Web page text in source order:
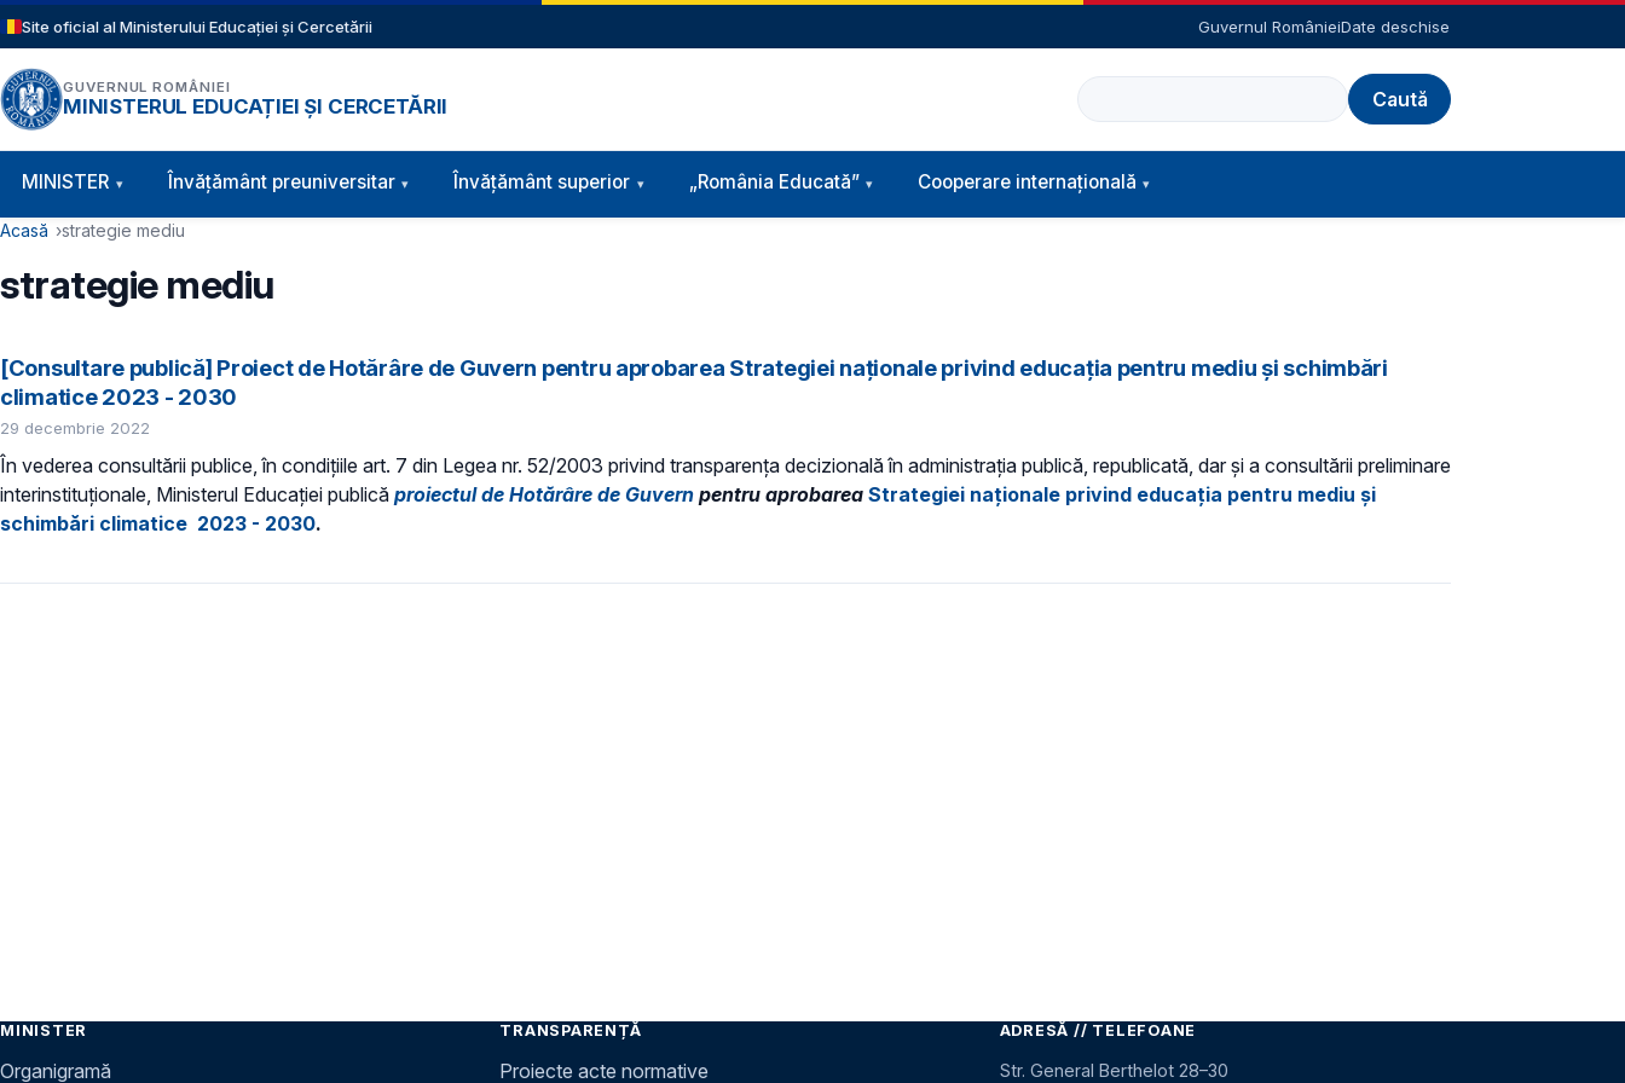
Sari la conținutul principal
Site oficial al Ministerului Educației și Cercetării Guvernul RomânieiDate deschise
GUVERNUL ROMÂNIEI
MINISTERUL EDUCAȚIEI ȘI CERCETĂRII
Caută
Navigație principală
MINISTER Învăţământ preuniversitar Învățământ superior „România Educată” Cooperare internațională
Cale de navigare
Acasă strategie mediu
strategie mediu
[Consultare publică] Proiect de Hotărâre de Guvern pentru aprobarea Strategiei naționale privind educația pentru mediu și schimbări
climatice 2023 - 2030
29 decembrie 2022
În vederea consultării publice, în condiţiile art. 7 din Legea nr. 52/2003 privind transparenţa decizională în administraţia publică, republicată, dar și a consultării preliminare
interinstituționale, Ministerul Educaţiei publică proiectul de Hotărâre de Guvern pentru aprobarea Strategiei naționale privind educația pentru mediu și
schimbări climatice 2023 - 2030.
MINISTER
Organigramă
TRANSPARENȚĂ
Proiecte acte normative
ADRESĂ // TELEFOANE
Str. General Berthelot 28–30